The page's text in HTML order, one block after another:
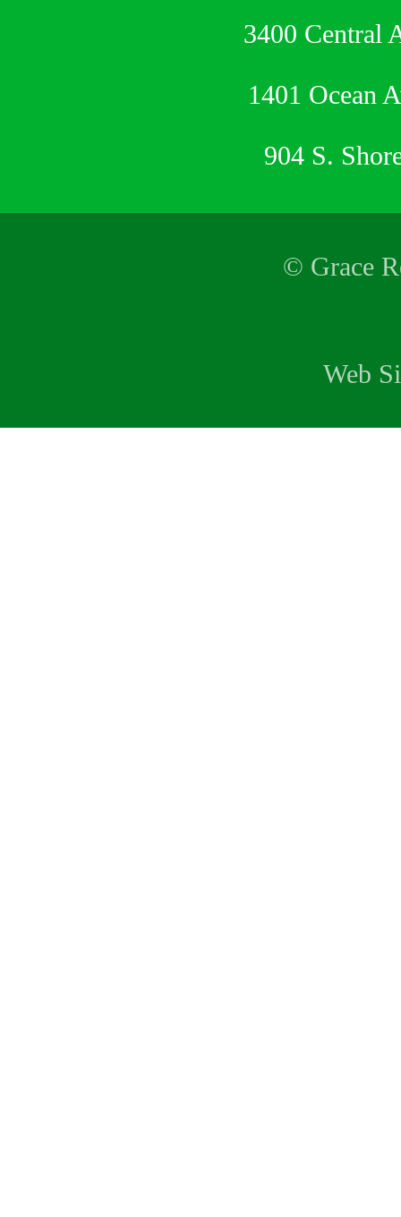
3400 Central
1401 Ocean
904 S.
© Grace
Web